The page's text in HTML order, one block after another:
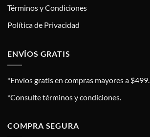
Términos y Condiciones
Política de Privacidad
ENVÍOS GRATIS
*Envíos gratis en compras mayores a $499.
*Consulte términos y condiciones.
COMPRA SEGURA